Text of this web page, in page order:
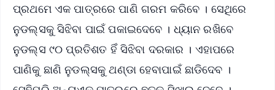
ପ୍ରଥମେ ଏକ ପାତ୍ରରେ ପାଣି ଗରମ କରିବେ । ସେଥିରେ
ନୁଡଲ୍ସକୁ ସିଝିବା ପାଇଁ ପକାଇଦେବେ । ଧ୍ୟାନ ରଖିବେ
ନୁଡଲ୍ସ ୯୦ ପ୍ରତିଶତ ହିଁ ସିଝିବା ଦରକାର । ଏହାପରେ
ପାଣିକୁ ଛାଣି ନୁଡଲ୍ସକୁ ଥଣ୍ଡା ହେବାପାଇଁ ଛାଡିଦେବ ।